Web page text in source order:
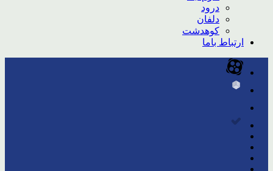
درود
دلفان
کوهدشت
ارتباط باما